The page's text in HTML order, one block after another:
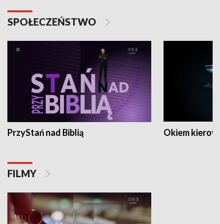
SPOŁECZEŃSTWO
PrzyStań nad Biblią Okiem
FILMY